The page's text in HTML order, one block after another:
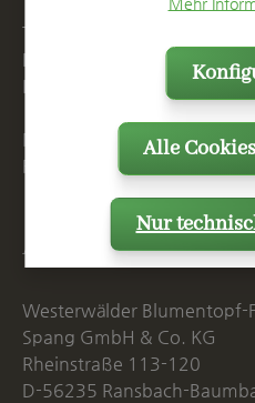
T
F
+49 2623 887 149
E
Mo. - Do. 07:15 - 16:00 Uhr
Fr. bis 14:00 Uhr
Anschrift
Westerwälder Blumentopf-
Spang GmbH & Co. KG
Rheinstraße 113-120
D-56235 Ransbach-
Nur
Alle